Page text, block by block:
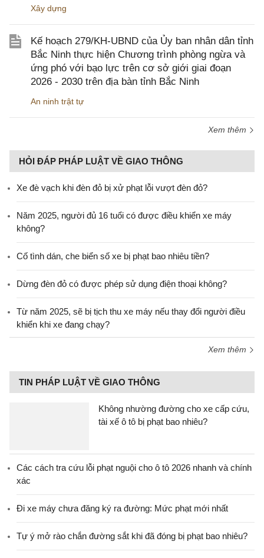
Xây dựng
Kế hoạch 279/KH-UBND của Ủy ban nhân dân tỉnh
Bắc Ninh thực hiện Chương trình phòng ngừa và
ứng phó với bạo lực trên cơ sở giới giai đoạn
2026 - 2030 trên địa bàn tỉnh Bắc Ninh
An ninh trật tự
Xem thêm
HỎI ĐÁP PHÁP LUẬT VỀ GIAO THÔNG
Xe đè vạch khi đèn đỏ bị xử phạt lỗi vượt đèn đỏ?
Năm 2025, người đủ 16 tuổi có được điều khiển xe máy
không?
Cố tình dán, che biển số xe bị phạt bao nhiêu tiền?
Dừng đèn đỏ có được phép sử dụng điện thoại không?
Từ năm 2025, sẽ bị tịch thu xe máy nếu thay đổi người điều
khiển khi xe đang chạy?
Xem thêm
TIN PHÁP LUẬT VỀ GIAO THÔNG
Không nhường đường cho xe cấp cứu,
tài xế ô tô bị phạt bao nhiêu?
Các cách tra cứu lỗi phạt nguội cho ô tô 2026 nhanh và chính
xác
Đi xe máy chưa đăng ký ra đường: Mức phạt mới nhất
Tự ý mở rào chắn đường sắt khi đã đóng bị phạt bao nhiêu?